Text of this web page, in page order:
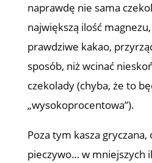
naprawdę nie sama
największą ilość
prawdziwe kakao,
sposób, niż wcinać
czekolady (chyba, że to
„wysokoprocentowa”).
Poza tym kasza
pieczywo… w mniejszych